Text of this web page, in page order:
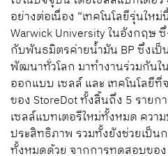
อย่างต่อเนื่อง “เทคโนโลยีรุ่นใ
Warwick University ในอังกฤษ
กับพันธมิตรค่ายน้ำมัน BP ซึ่งเป็
พัฒนาทั่วโลก มาทำงานร่วมกันใ
ออกแบบ เซลล์ และ เทคโนโลยีที่
ของ StoreDot ทั้งสิ้นถึง 5 รายก
เซลล์แบทเตอรีใหม่ทั้งหมด ควา
ประสิทธิภาพ รวมทั้งยังช่วยเป็น
ทั้งหมดด้วย จากการทดสอบของ